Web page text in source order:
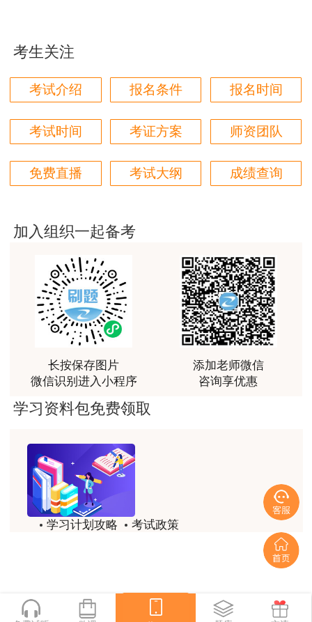
本门课程老师讲的很细致，每个章节都讲到位了。特
别是财务评价那个章节，深入浅出，强化训练，效果
很好。
用户m4****68
林轩老师讲得好，复杂的知识讲的深入浅出，能够听
得懂。简答题总结的也很到位。
用户m5****88
听他的课过的！
用户m9****18
客户回复迅速，热心解答，购买体验很不错。
用户m2****88
讲得好
用户m0****66
林老师讲得非常好！
用户m8****66
用户c2****r6
林轩老师是一个好老师，给我留下了深刻的影响
用户m1****88
冲着林轩老师过来买的课程，没时间学，就看了冲刺
林轩老师讲课实战型太强了，超级喜欢
考生关注
考试介绍 报名条件 报名时间
考试时间 考证方案 师资团队
免费直播 考试大纲 成绩查询
加入组织一起备考
长按保存图片
微信识别进入小程序
添加老师微信
咨询享优惠
学习资料包免费领取
学习计划攻略
考试政策